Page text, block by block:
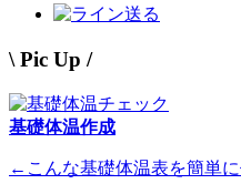
送る
\ Pic Up /
基礎体温作成
←こんな基礎体温表を簡単